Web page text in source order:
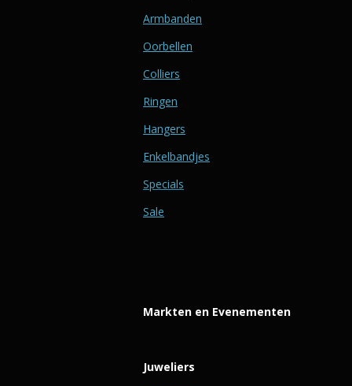
Armbanden
Oorbellen
Colliers
Ringen
Hangers
Enkelbandjes
Specials
Sale
Markten en Evenementen
Juweliers